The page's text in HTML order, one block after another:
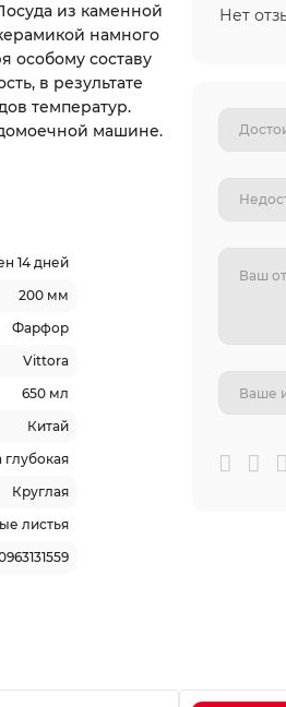
из каменной
намного
особому составу
в результате
температур.
машине.
14 дней
200 мм
Фарфор
Vittora
650 мл
Китай
глубокая
Круглая
листья
Нет